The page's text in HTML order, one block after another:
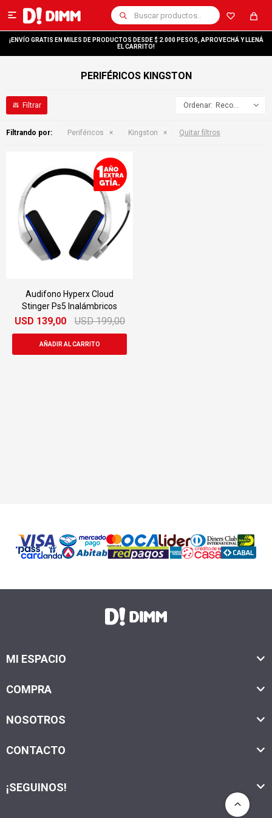

¡ENVÍO GRATIS EN MILES DE PRODUCTOS DESDE $ 2.000 PESOS, APROVECHÁ Y LLENÁ
EL CARRITO!
PERIFÉRICOS KINGSTON
Recomendados
Filtrando por: Periféricos Kingston Quitar filtros
Audifono Hyperx Cloud
Stinger Ps5 Inalámbricos
USD 139,00 USD 199,00
MI ESPACIO
COMPRA
NOSOTROS
CONTACTO
¡SEGUINOS!